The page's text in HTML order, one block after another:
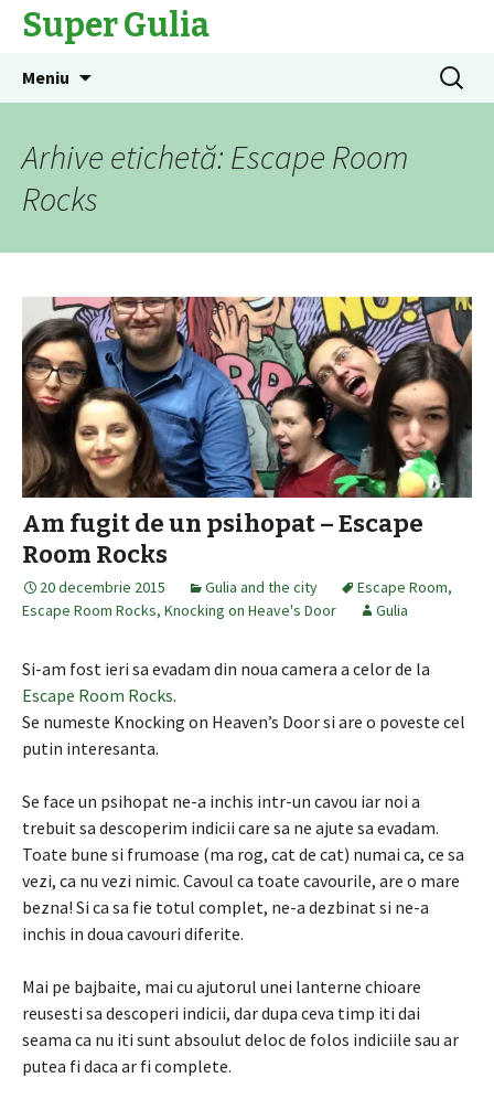
Super Gulia
Meniu
Caută
după:
Arhive etichetă: Escape Room
Rocks
Am fugit de un psihopat – Escape
Room Rocks
20 decembrie 2015 Gulia and the city Escape Room,
Escape Room Rocks, Knocking on Heave's Door Gulia
Si-am fost ieri sa evadam din noua camera a celor de la
Escape Room Rocks.
Se numeste Knocking on Heaven’s Door si are o poveste cel
putin interesanta.
Se face un psihopat ne-a inchis intr-un cavou iar noi a
trebuit sa descoperim indicii care sa ne ajute sa evadam.
Toate bune si frumoase (ma rog, cat de cat) numai ca, ce sa
vezi, ca nu vezi nimic. Cavoul ca toate cavourile, are o mare
bezna! Si ca sa fie totul complet, ne-a dezbinat si ne-a
inchis in doua cavouri diferite.
Mai pe bajbaite, mai cu ajutorul unei lanterne chioare
reusesti sa descoperi indicii, dar dupa ceva timp iti dai
seama ca nu iti sunt absoulut deloc de folos indiciile sau ar
putea fi daca ar fi complete.